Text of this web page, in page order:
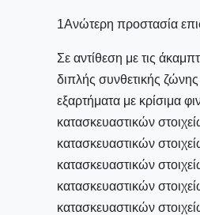
1Ανώτερη προστασία
Σε αντίθεση με τις
διπλής συνθετικής ζώνης
εξαρτήματα με κρίσιμα
κατασκευαστικών
κατασκευαστικών
κατασκευαστικών
κατασκευαστικών
κατασκευαστικών